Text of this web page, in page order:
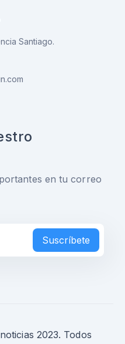
Santiago.
en tu correo
Suscríbete
2023. Todos